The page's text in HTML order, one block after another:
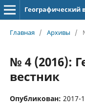
Географический
Главная / Архивы /
№ 4 (2016):
вестник
Опубликован: 2017-